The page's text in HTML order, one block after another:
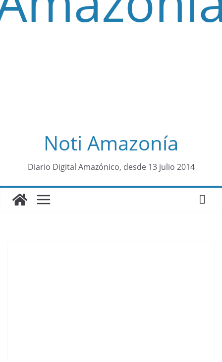
Noti Amazonía
Diario Digital Amazónico, desde 13 julio 2014